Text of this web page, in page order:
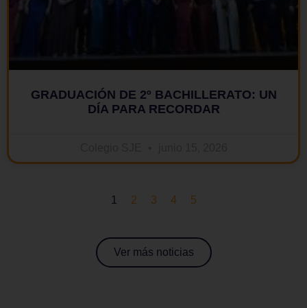
GRADUACIÓN DE 2º BACHILLERATO: UN
DÍA PARA RECORDAR
1 2 3 4 5
Ver más noticias